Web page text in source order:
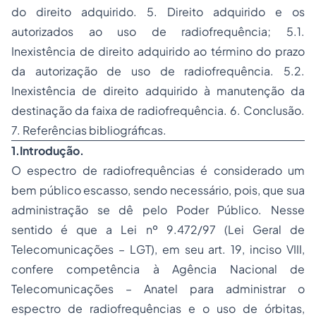
do direito adquirido. 5. Direito adquirido e os
autorizados ao uso de radiofrequência; 5.1.
Inexistência de direito adquirido ao término do prazo
da autorização de uso de radiofrequência. 5.2.
Inexistência de direito adquirido à manutenção da
destinação da faixa de radiofrequência. 6. Conclusão.
7. Referências bibliográficas.
1.Introdução.
O espectro de radiofrequências é considerado um
bem público escasso, sendo necessário, pois, que sua
administração se dê pelo Poder Público. Nesse
sentido é que a Lei nº 9.472/97 (Lei Geral de
Telecomunicações – LGT), em seu art. 19, inciso VIII,
confere competência à Agência Nacional de
Telecomunicações – Anatel para administrar o
espectro de radiofrequências e o uso de órbitas,